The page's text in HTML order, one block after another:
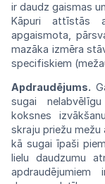
ir daudz gaismas
Kāpuri attīstās
apgaismota,
mazāka izmēra
specifiskiem
Apdraudējums.
sugai
koksnes
skraju priežumežu
kā sugai īpaši
lielu daudzumu
apdraudējumiem